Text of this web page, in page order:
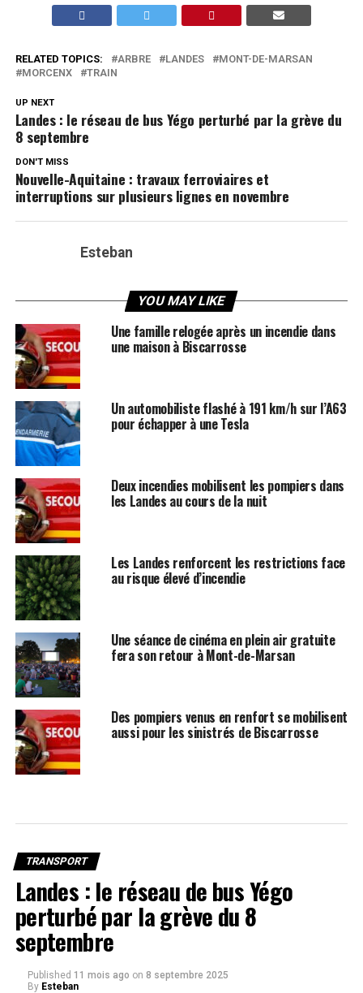
RELATED TOPICS: ARBRE LANDES
MONT-DE-MARSAN
MORCENX
TRAIN
UP NEXT
Landes : le réseau de bus Yégo perturbé par la grève du
8 septembre
DON'T MISS
Nouvelle-Aquitaine : travaux ferroviaires et
interruptions sur plusieurs lignes en novembre
Esteban
YOU MAY LIKE
Une famille relogée après un incendie dans
une maison à Biscarrosse
Un automobiliste flashé à 191 km/h sur l’A63
pour échapper à une Tesla
Deux incendies mobilisent les pompiers dans
les Landes au cours de la nuit
Les Landes renforcent les restrictions face
au risque élevé d’incendie
Une séance de cinéma en plein air gratuite
fera son retour à Mont-de-Marsan
Des pompiers venus en renfort se mobilisent
aussi pour les sinistrés de Biscarrosse
TRANSPORT
Landes : le réseau de bus Yégo
perturbé par la grève du 8
septembre
Published 11 mois ago on 8 septembre 2025
By Esteban